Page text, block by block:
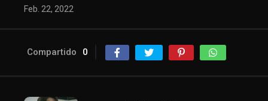
Feb. 22, 2022
Compartido 0